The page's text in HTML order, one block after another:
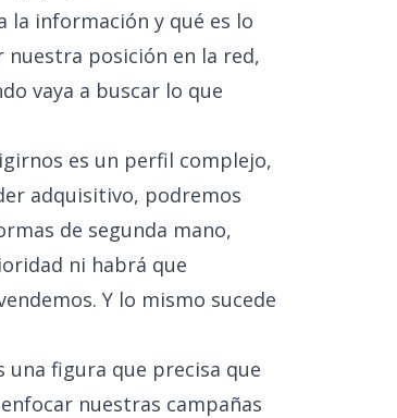
la información y qué es lo
posición en la red,
vaya a buscar lo que
es un perfil complejo,
adquisitivo, podremos
de segunda mano,
ni habrá que
Y lo mismo sucede
una figura que precisa que
nuestras campañas